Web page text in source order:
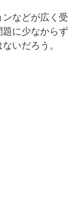
などが広く受
題に少なからず
いだろう。